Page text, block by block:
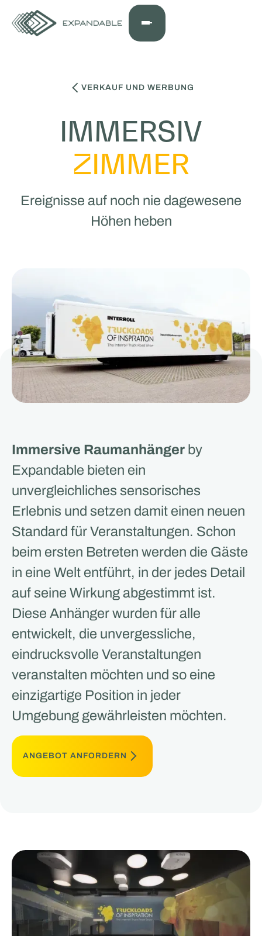
VERKAUF UND WERBUNG
IMMERSIV
ZIMMER
Ereignisse auf noch nie dagewesene
Höhen heben
Immersive Raumanhänger by
Expandable bieten ein
unvergleichliches sensorisches
Erlebnis und setzen damit einen neuen
Standard für Veranstaltungen. Schon
beim ersten Betreten werden die Gäste
in eine Welt entführt, in der jedes Detail
auf seine Wirkung abgestimmt ist.
Diese Anhänger wurden für alle
entwickelt, die unvergessliche,
eindrucksvolle Veranstaltungen
veranstalten möchten und so eine
einzigartige Position in jeder
Umgebung gewährleisten möchten.
ANGEBOT ANFORDERN